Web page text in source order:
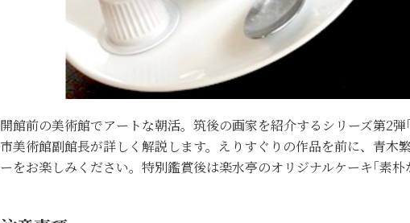
開館前の美術館でアートな朝活。筑後の画家を紹介するシリーズ第2
市美術館副館長が詳しく解説します。えりすぐりの作品を前に、青木
ーをお楽しみください。特別鑑賞後は楽水亭のオリジナルケーキ｢素朴